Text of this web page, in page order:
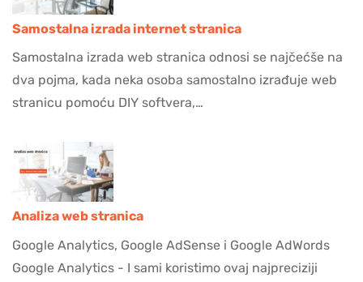
Samostalna izrada internet stranica
Samostalna izrada web stranica odnosi se najčećše na
dva pojma, kada neka osoba samostalno izrađuje web
stranicu pomoću DIY softvera,…
Analiza web stranica
Google Analytics, Google AdSense i Google AdWords
Google Analytics - I sami koristimo ovaj najpreciziji